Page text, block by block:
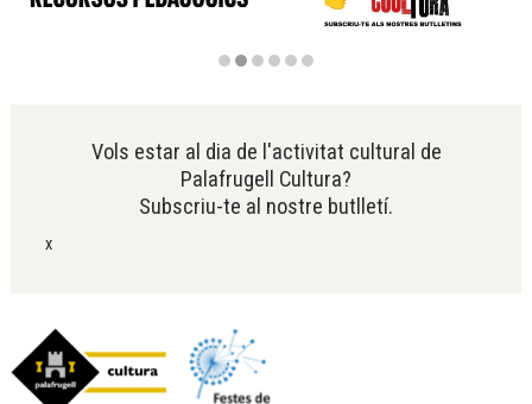
Vols estar al dia de l'activitat cultural de
Palafrugell Cultura?
Subscriu-te al nostre butlletí.
x